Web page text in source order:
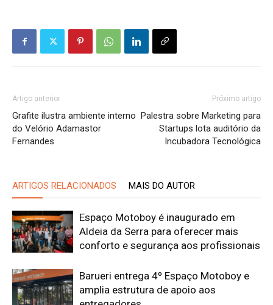
Artigo anterior
Grafite ilustra ambiente interno
do Velório Adamastor
Fernandes
Próximo artigo
Palestra sobre Marketing para
Startups lota auditório da
Incubadora Tecnológica
ARTIGOS RELACIONADOS MAIS DO AUTOR
Espaço Motoboy é inaugurado em
Aldeia da Serra para oferecer mais
conforto e segurança aos profissionais
Barueri entrega 4º Espaço Motoboy e
amplia estrutura de apoio aos